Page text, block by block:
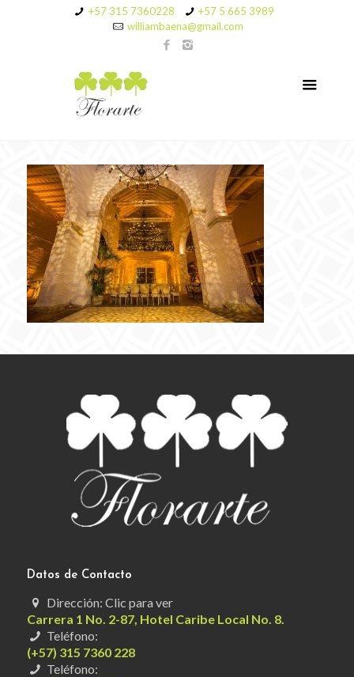
+57 315 7360228
+57 5 665 3989
williambaena@gmail.com
Datos de Contacto
Dirección: Clic para ver
Carrera 1 No. 2-87, Hotel Caribe Local No. 8.
Teléfono:
(+57) 315 7360 228
Teléfono: